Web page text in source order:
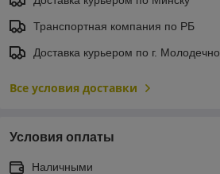
Транспортная компания по РБ
Доставка курьером по г. Молодечно
Все условия доставки
Условия оплаты
Наличными